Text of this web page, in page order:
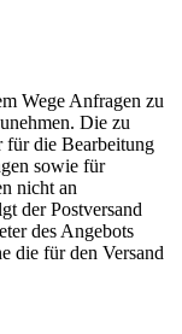
Wege Anfragen zu
Die zu
für die Bearbeitung
sowie für
nicht an
der Postversand
des Angebots
die für den Versand